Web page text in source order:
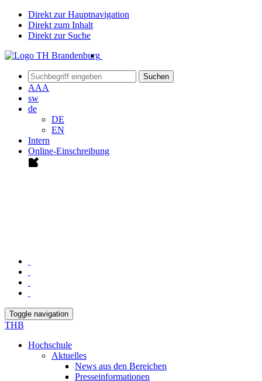
Direkt zur Hauptnavigation
Direkt zum Inhalt
Direkt zur Suche
Suchen
AAA
sw
de
DE
EN
Intern
Online-Einschreibung
Toggle navigation
THB
Hochschule
Aktuelles
News aus den Bereichen
Presseinformationen